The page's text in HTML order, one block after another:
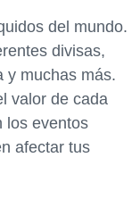
del mundo.
divisas,
y muchas más.
valor de cada
los eventos
afectar tus